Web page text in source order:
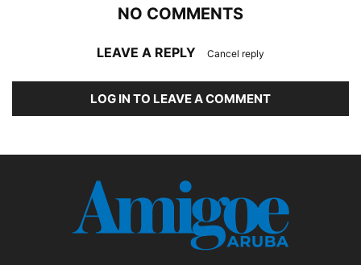
NO COMMENTS
LEAVE A REPLY Cancel reply
LOG IN TO LEAVE A COMMENT